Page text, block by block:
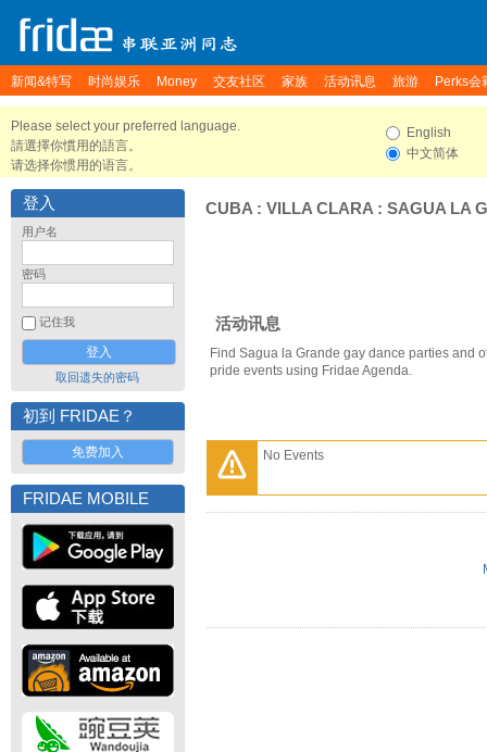
新闻&特写 时尚娱乐 Money 交友社区 家族 活动讯息 旅游 Perks会
Please select your preferred language.
請選擇你慣用的語言。
请选择你惯用的语言。
English
中文简体
登入
用户名
密码
记住我
取回遗失的密码
初到 FRIDAE？
免费加入
FRIDAE MOBILE
CUBA : VILLA CLARA : SAGUA LA
活动讯息
Find Sagua la Grande gay dance parties and
pride events using Fridae Agenda.
No Events